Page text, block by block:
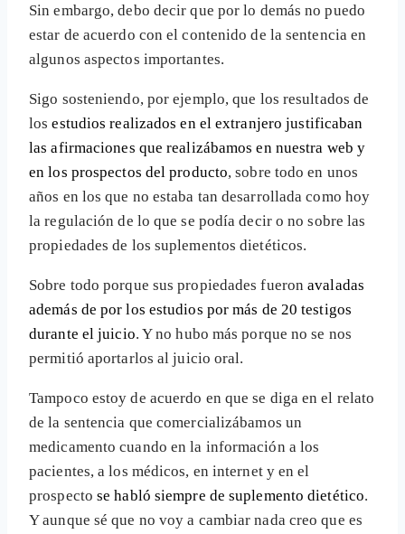
Sin embargo, debo decir que por lo demás no puedo
estar de acuerdo con el contenido de la sentencia en
algunos aspectos importantes.
Sigo sosteniendo, por ejemplo, que los resultados de
losestudios realizados en el extranjero justificaban
las afirmaciones que realizábamos en nuestra web y
en los prospectos del producto, sobre todo en unos
años en los que no estaba tan desarrollada como hoy
la regulación de lo que se podía decir o no sobre las
propiedades de los suplementos dietéticos.
Sobre todo porque sus propiedades fueronavaladas
además de por los estudios por más de 20 testigos
durante el juicio. Y no hubo más porque no se nos
permitió aportarlos al juicio oral.
Tampoco estoy de acuerdo en que se diga en el relato
de la sentencia que comercializábamos un
medicamento cuando en la información a los
pacientes, a los médicos, en internet y en el
prospectose habló siempre de suplemento dietético.
Y aunque sé que no voy a cambiar nada creo que es